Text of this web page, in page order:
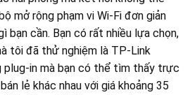
mở rộng phạm vi Wi-Fi đơn giản
bạn cần. Bạn có rất nhiều lựa chọn,
tôi đã thử nghiệm là TP-Link
plug-in mà bạn có thể tìm thấy trực
lẻ khác nhau với giá khoảng 35